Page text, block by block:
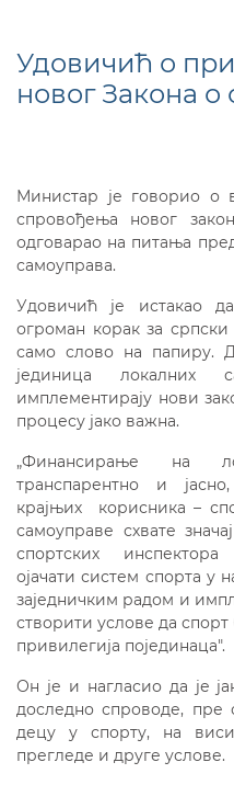
Удовичић о
новог Закона о
Министар је говорио о
спровођења новог
одговарао на питања
самоуправа.
Удовичић је истакао
огроман корак за
само слово на папиру.
јединица локалних
имплементирају нови
процесу јако важна.
„Финансирање на
транспарентно и
крајњих корисника –
самоуправе схвате
спортских
ојачати систем спорта у
заједничким радом и
створити услове да
привилегија појединаца".
Он је и нагласио да је
доследно спроводе, пре
децу у спорту, на
прегледе и друге услове.